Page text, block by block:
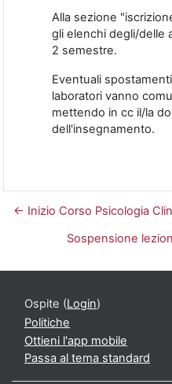
Alla sezione
gli elenchi degli/delle
2 semestre.
Eventuali
laboratori vanno
mettendo in cc il/la
dell'insegnamento.
← Inizio Corso Psicologia
Sospensione
Ospite (Login)
Politiche
Ottieni l'app mobile
Passa al tema standard